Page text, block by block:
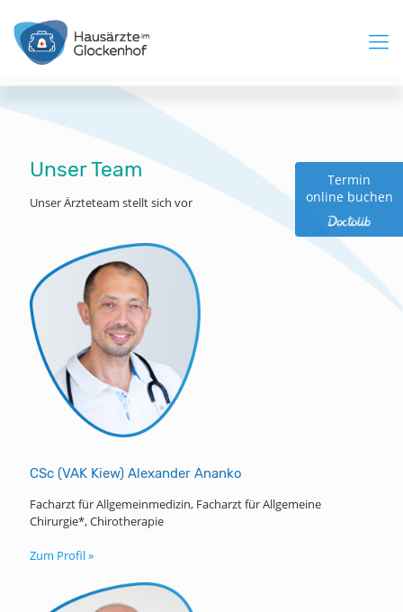
Unser Team
Unser Ärzteteam stellt sich vor
CSc (VAK Kiew) Alexander Ananko
Facharzt für Allgemeinmedizin, Facharzt für Allgemeine
Chirurgie*, Chirotherapie
Zum Profil »
Termin
online buchen